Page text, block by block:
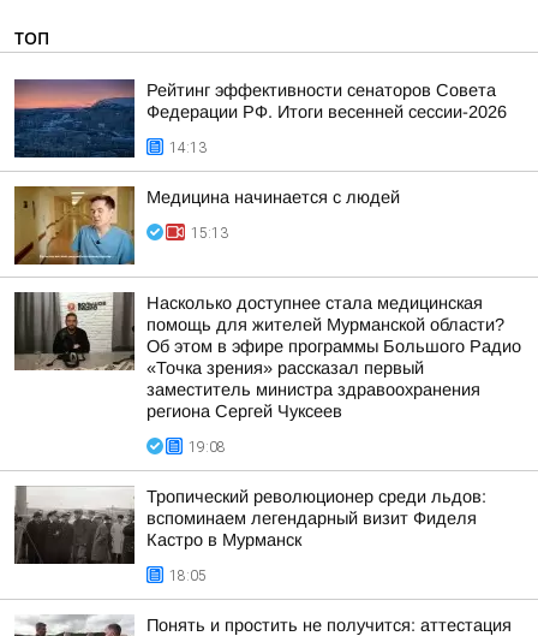
ТОП
Рейтинг эффективности сенаторов Совета
Федерации РФ. Итоги весенней сессии-2026
14:13
Медицина начинается с людей
15:13
Насколько доступнее стала медицинская
помощь для жителей Мурманской области?
Об этом в эфире программы Большого Радио
«Точка зрения» рассказал первый
заместитель министра здравоохранения
региона Сергей Чуксеев
19:08
Тропический революционер среди льдов:
вспоминаем легендарный визит Фиделя
Кастро в Мурманск
18:05
Понять и простить не получится: аттестация